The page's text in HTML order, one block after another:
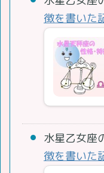
徴を書いた
水星乙女座
徴を書いた